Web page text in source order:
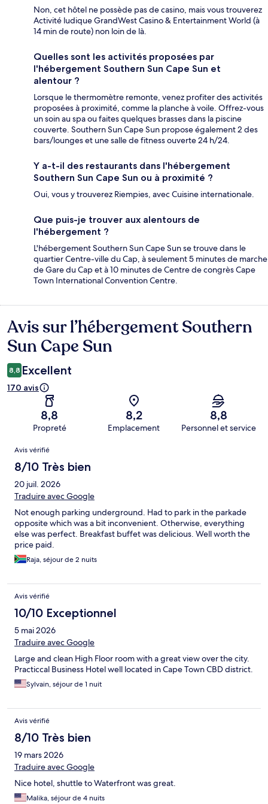
Non, cet hôtel ne possède pas de casino, mais vous trouverez
Activité ludique GrandWest Casino & Entertainment World (à
14 min de route) non loin de là.
Quelles sont les activités proposées par
l'hébergement Southern Sun Cape Sun et
alentour ?
Lorsque le thermomètre remonte, venez profiter des activités
proposées à proximité, comme la planche à voile. Offrez-vous
un soin au spa ou faites quelques brasses dans la piscine
couverte. Southern Sun Cape Sun propose également 2 des
bars/lounges et une salle de fitness ouverte 24 h/24.
Y a-t-il des restaurants dans l'hébergement
Southern Sun Cape Sun ou à proximité ?
Oui, vous y trouverez Riempies, avec Cuisine internationale.
Que puis-je trouver aux alentours de
l'hébergement ?
L'hébergement Southern Sun Cape Sun se trouve dans le
quartier Centre-ville du Cap, à seulement 5 minutes de marche
de Gare du Cap et à 10 minutes de Centre de congrès Cape
Town International Convention Centre.
Avis
Avis sur l’hébergement Southern
Sun Cape Sun
8,8 Excellent
170 avis
8,8
Propreté
8,2
Emplacement
8,8
Personnel et service
Avis
Avis vérifié
8/10 Très bien
20 juil. 2026
Traduire avec Google
Not enough parking underground. Had to park in the parkade
opposite which was a bit inconvenient. Otherwise, everything
else was perfect. Breakfast buffet was delicious. Well worth the
price paid.
Raja, séjour de 2 nuits
Avis vérifié
10/10 Exceptionnel
5 mai 2026
Traduire avec Google
Large and clean High Floor room with a great view over the city.
Practiccal Business Hotel well located in Cape Town CBD district.
Sylvain, séjour de 1 nuit
Avis vérifié
8/10 Très bien
19 mars 2026
Traduire avec Google
Nice hotel, shuttle to Waterfront was great.
Malika, séjour de 4 nuits